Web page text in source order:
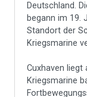
Deutschland.
begann im 19.
Standort der
Kriegsmarine
Cuxhaven liegt
Kriegsmarine